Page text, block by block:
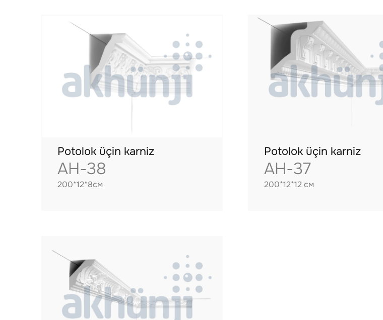
Potolok üçin karniz
AH-38
200*12*8см
Potolok üçin karniz
AH-37
200*12*12 см